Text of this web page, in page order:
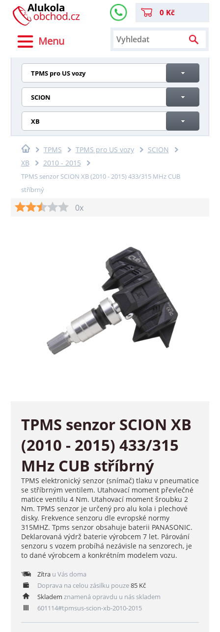
Menu
0 Kč
TPMS pro US vozy
SCION
XB
TPMS TPMS pro US vozy
SCION
XB
2010 - 2015
TPMS senzor SCION XB (2010 - 2015) 433/315 MHz CUB
stříbrný
0x
TPMS senzor SCION XB
(2010 - 2015) 433/315
MHz CUB stříbrný
TPMS elektronický senzor (snímač) tlaku v pneumatice
se stříbrným ventilem. Utahovací moment převlečné
matice ventilu 4 Nm. Utahovací moment šroubku 2
Nm. TPMS senzor je určený pro alu kola i plechové
disky. Frekvence senzoru dle evropské normy
315MHZ. Tpms senzor obsahuje baterii PANASONIC.
Deklarovaná výdrž baterie výrobcem 7 let. Párování
senzoru s vozem probíhá nezávisle na senzorech, je
to dané výrobcem a konkrétním modelem vozu.
Zítrau Vás doma
Doprava na celou zásilku pouze85 Kč
Skladem znamená opravdu u nás skladem
601114#tpmsus-scion-xb-2010-2015